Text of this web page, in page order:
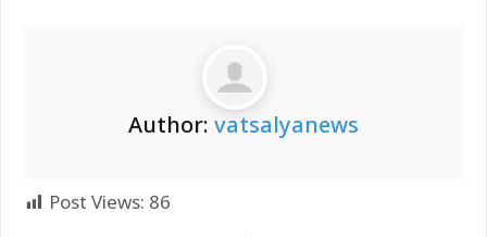
Author: vatsalyanews
Post Views: 86